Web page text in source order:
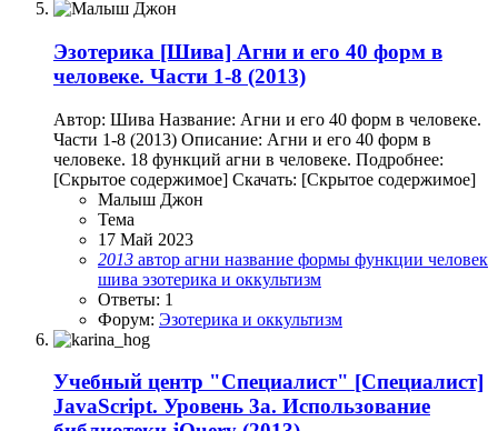
Эзотерика [Шива] Агни и его 40 форм в
человеке. Части 1-8 (2013)
Автор: Шива Название: Агни и его 40 форм в человеке.
Части 1-8 (2013) Описание: Агни и его 40 форм в
человеке. 18 функций агни в человеке. Подробнее:
[Скрытое содержимое] Скачать: [Скрытое содержимое]
Малыш Джон
Тема
17 Май 2023
2013 автор агни название формы функции человек
шива эзотерика и оккультизм
Ответы: 1
Форум: Эзотерика и оккультизм
Учебный центр "Специалист" [Специалист]
JavaScript. Уровень 3а. Использование